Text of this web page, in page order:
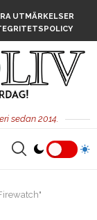
UTMÄRKELSER
sedan 2014.